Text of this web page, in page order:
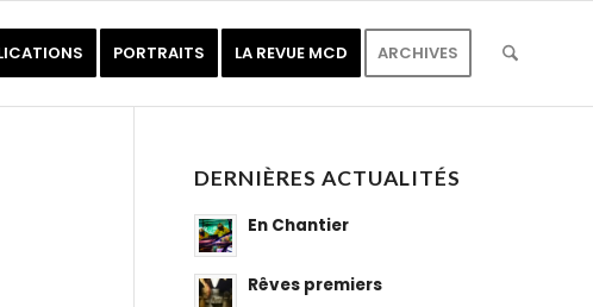
PORTRAITS LA REVUE MCD ARCHIVES
DERNIÈRES ACTUALITÉS
En Chantier
Rêves premiers